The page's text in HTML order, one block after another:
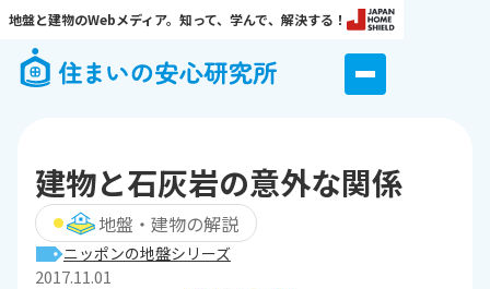
地盤と建物のWebメディア。知って、学んで、解決する！
建物と石灰岩の意外な関係
地盤・建物の解説
ニッポンの地盤シリーズ
2017.11.01